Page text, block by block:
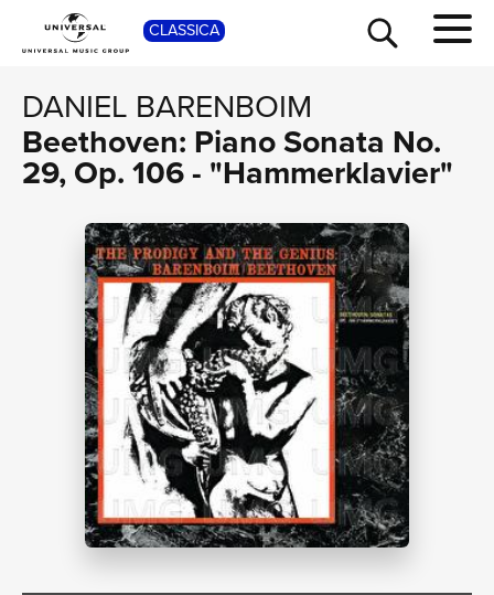
CLASSICA
DANIEL BARENBOIM
Beethoven: Piano Sonata No.
29, Op. 106 - "Hammerklavier"
TOUR
NEWS